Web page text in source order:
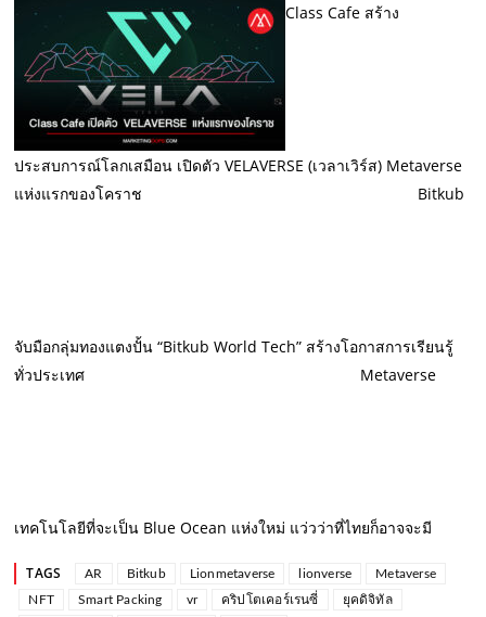
Class Cafe สร้าง
ประสบการณ์โลกเสมือน เปิดตัว VELAVERSE (เวลาเวิร์ส) Metaverse
แห่งแรกของโคราช
Bitkub
จับมือกลุ่มทองแตงปั้น “Bitkub World Tech” สร้างโอกาสการเรียนรู้
ทั่วประเทศ
Metaverse
เทคโนโลยีที่จะเป็น Blue Ocean แห่งใหม่ แว่วว่าที่ไทยก็อาจจะมี
TAGS AR Bitkub Lionmetaverse lionverse
Metaverse
NFT
Smart Packing vr คริปโตเคอร์เรนซี่
ยุคดิจิทัล